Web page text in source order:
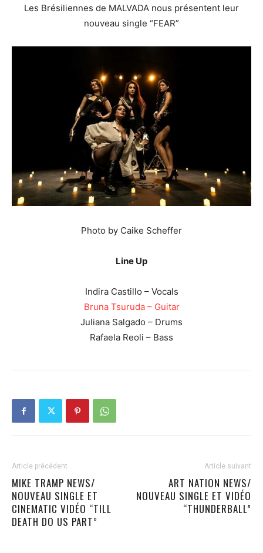
Les Brésiliennes de MALVADA nous présentent leur
nouveau single “FEAR”
Photo by Caike Scheffer
Line Up
Indira Castillo – Vocals
Bruna Tsuruda – Guitar
Juliana Salgado – Drums
Rafaela Reoli – Bass
Article précédent
MIKE TRAMP NEWS/
NOUVEAU SINGLE ET
CINEMATIC VIDÉO “TILL
DEATH DO US PART”
Article suivant
ART NATION NEWS/
NOUVEAU SINGLE ET VIDÉO
“THUNDERBALL”